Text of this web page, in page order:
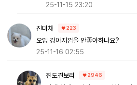
25-11-15 23:20
진미채 223
오잉 강아지껌을 안좋아하나요?
25-11-16 02:55
진도견보리 2946